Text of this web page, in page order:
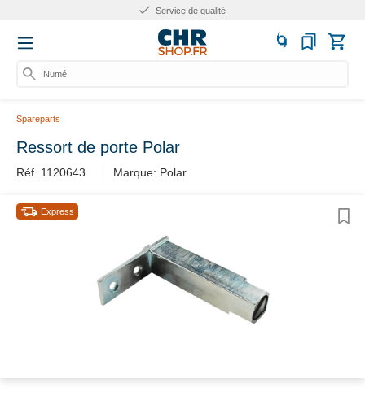
Service de qualité
Numéro
Spareparts
Ressort de porte Polar
Réf. 1120643 Marque: Polar
Express